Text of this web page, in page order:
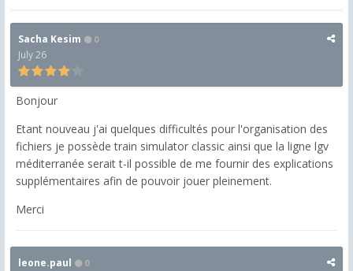
Sacha Kesim 0
July 26
Bonjour
Etant nouveau j'ai quelques difficultés pour l'organisation des
fichiers je possède train simulator classic ainsi que la ligne lgv
méditerranée serait t-il possible de me fournir des explications
supplémentaires afin de pouvoir jouer pleinement.
Merci
leone.paul 0